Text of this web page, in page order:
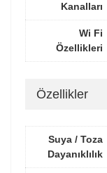
Kanalları
Wi Fi
Özellikleri
Özellikler
Suya / Toza
Dayanıklılık